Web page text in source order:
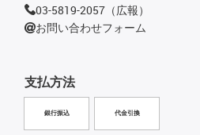
支払方法
銀行振込 代金引換
03-5819-2057（広報）
お問い合わせフォーム